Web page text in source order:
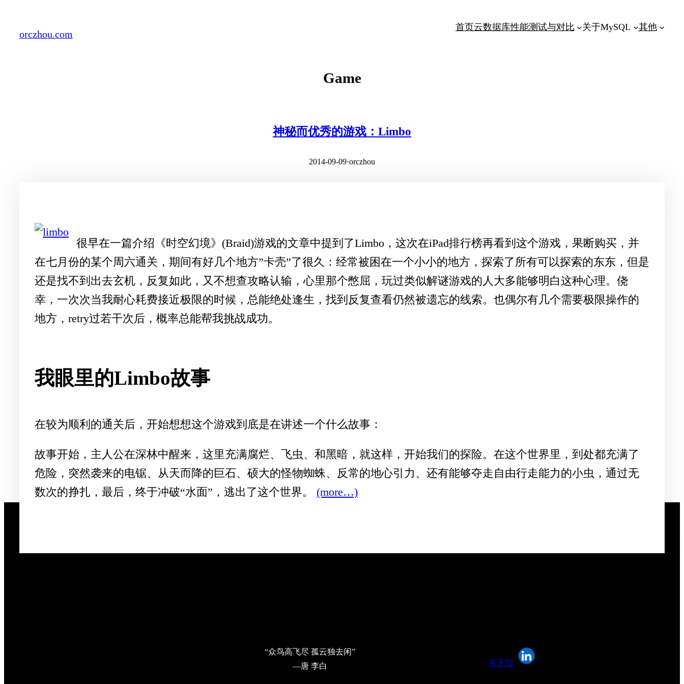
orczhou.com
首页云数据库性能测试与对比 关于MySQL 其他
Game
神秘而优秀的游戏：Limbo
2014-09-09·orczhou
很早在一篇介绍《时空幻境》(Braid)游戏的文章中提到了Limbo，这次在iPad排行榜再看到这个游戏，果断购买，并
在七月份的某个周六通关，期间有好几个地方”卡壳”了很久：经常被困在一个小小的地方，探索了所有可以探索的东东，但是
还是找不到出去玄机，反复如此，又不想查攻略认输，心里那个憋屈，玩过类似解谜游戏的人大多能够明白这种心理。侥
幸，一次次当我耐心耗费接近极限的时候，总能绝处逢生，找到反复查看仍然被遗忘的线索。也偶尔有几个需要极限操作的
地方，retry过若干次后，概率总能帮我挑战成功。
我眼里的Limbo故事
在较为顺利的通关后，开始想想这个游戏到底是在讲述一个什么故事：
故事开始，主人公在深林中醒来，这里充满腐烂、飞虫、和黑暗，就这样，开始我们的探险。在这个世界里，到处都充满了
危险，突然袭来的电锯、从天而降的巨石、硕大的怪物蜘蛛、反常的地心引力、还有能够夺走自由行走能力的小虫，通过无
数次的挣扎，最后，终于冲破“水面”，逃出了这个世界。 (more…)
“众鸟高飞尽 孤云独去闲”
—唐 李白
关于我